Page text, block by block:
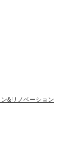
&リノベーション